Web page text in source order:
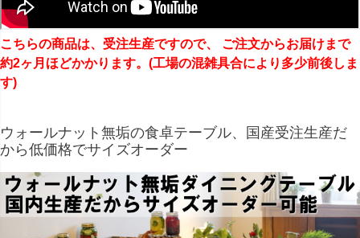
こちらの商品は、受注生産ですので、 ご注文からお届けまで
約2ヶ月ほどかかります。(工場の混雑具合により多少前後しま
す)
ウォールナット無垢の食卓テーブル、国産受注生産だ
から低価格でサイズオーダー